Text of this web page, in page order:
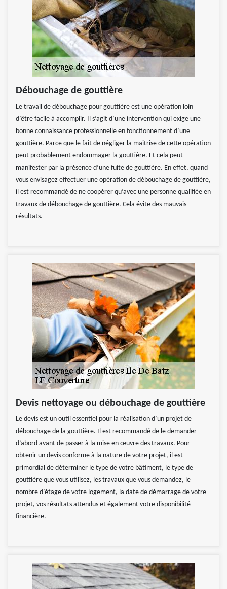
Débouchage de gouttière
Le travail de débouchage pour gouttière est une opération loin
d’être facile à accomplir. Il s’agit d’une intervention qui exige une
bonne connaissance professionnelle en fonctionnement d’une
gouttière. Parce que le fait de négliger la maitrise de cette opération
peut probablement endommager la gouttière. Et cela peut
manifester par la présence d’une fuite de gouttière. En effet, quand
vous envisagez effectuer une opération de débouchage de gouttière,
il est recommandé de ne coopérer qu’avec une personne qualifiée en
travaux de débouchage de gouttière. Cela évite des mauvais
résultats.
Devis nettoyage ou débouchage de gouttière
Le devis est un outil essentiel pour la réalisation d’un projet de
débouchage de la gouttière. Il est recommandé de le demander
d’abord avant de passer à la mise en œuvre des travaux. Pour
obtenir un devis conforme à la nature de votre projet, il est
primordial de déterminer le type de votre bâtiment, le type de
gouttière que vous utilisez, les travaux que vous demandez, le
nombre d’étage de votre logement, la date de démarrage de votre
projet, vos résultats attendus et également votre disponibilité
financière.